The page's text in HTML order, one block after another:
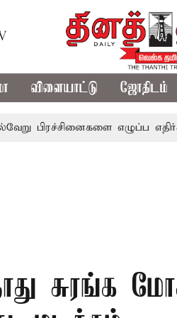
விளையாட்டு ஜோதிடம்
எழுப்ப எதிர்க்கட்சிகள்
சுரங்க